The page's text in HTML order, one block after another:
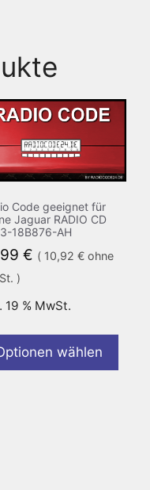
Code geeignet für
Jaguar RADIO CD
18B876-AH
€ ( 10,92 €ohne
)
19 % MwSt.
wählen